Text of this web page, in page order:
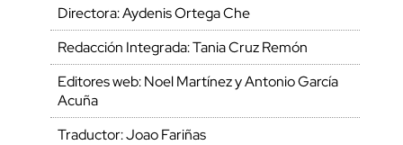
Directora: Aydenis Ortega Che
Redacción Integrada: Tania Cruz Remón
Editores web: Noel Martínez y Antonio García
Acuña
Traductor: Joao Fariñas